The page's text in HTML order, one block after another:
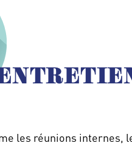
les réunions internes,